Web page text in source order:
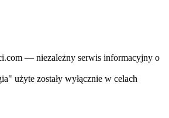
— niezależny serwis informacyjny o
użyte zostały wyłącznie w celach